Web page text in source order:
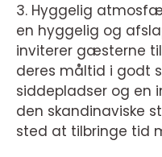
3. Hyggelig
en hyggelig og
inviterer gæsterne
deres måltid i godt
siddepladser og en
den skandinaviske
sted at tilbringe tid